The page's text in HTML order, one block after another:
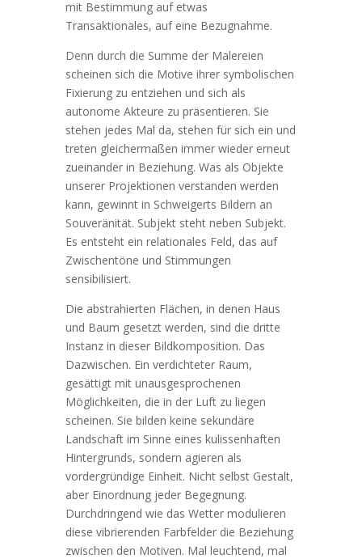
mit Bestimmung auf etwas
Transaktionales, auf eine Bezugnahme.
Denn durch die Summe der Malereien
scheinen sich die Motive ihrer symbolischen
Fixierung zu entziehen und sich als
autonome Akteure zu präsentieren. Sie
stehen jedes Mal da, stehen für sich ein und
treten gleichermaßen immer wieder erneut
zueinander in Beziehung. Was als Objekte
unserer Projektionen verstanden werden
kann, gewinnt in Schweigerts Bildern an
Souveränität. Subjekt steht neben Subjekt.
Es entsteht ein relationales Feld, das auf
Zwischentöne und Stimmungen
sensibilisiert.
Die abstrahierten Flächen, in denen Haus
und Baum gesetzt werden, sind die dritte
Instanz in dieser Bildkomposition. Das
Dazwischen. Ein verdichteter Raum,
gesättigt mit unausgesprochenen
Möglichkeiten, die in der Luft zu liegen
scheinen. Sie bilden keine sekundäre
Landschaft im Sinne eines kulissenhaften
Hintergrunds, sondern agieren als
vordergründige Einheit. Nicht selbst Gestalt,
aber Einordnung jeder Begegnung.
Durchdringend wie das Wetter modulieren
diese vibrierenden Farbfelder die Beziehung
zwischen den Motiven. Mal leuchtend, mal